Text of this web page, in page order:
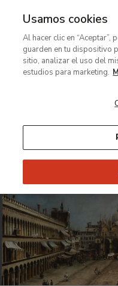
MENÚ
contenido
principal
Restauración Thyssen
Secretos y
Usamos cookies
Al hacer clic en “Aceptar”,
guarden en tu dispositivo
sitio, analizar el uso del
estudios para marketing.